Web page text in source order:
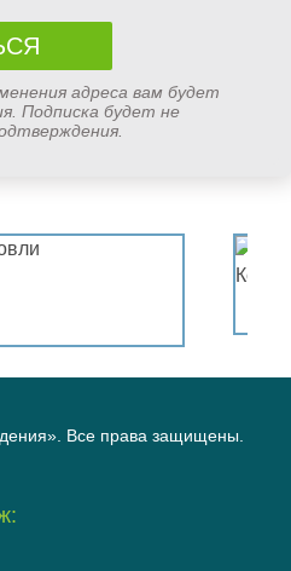
адреса вам будет
Подписка будет не
Все права защищены.